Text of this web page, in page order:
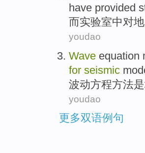
have provided
而实验室中对
youdao
Wave equation
for seismic
波动方程方法是
youdao
更多双语例句